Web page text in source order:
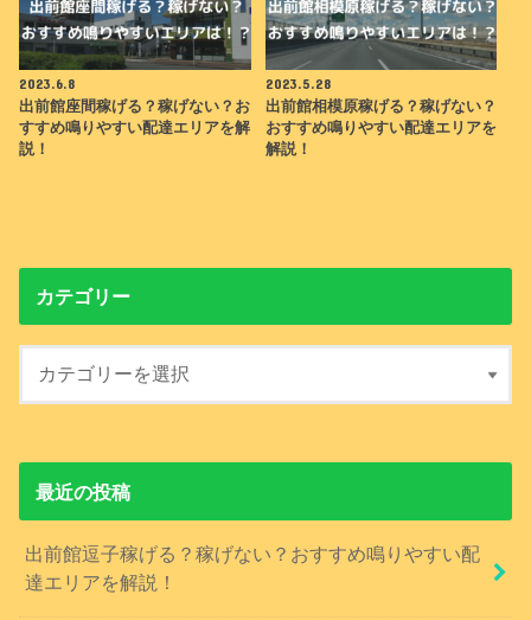
2023.6.8
出前館座間稼げる？稼げない？お
すすめ鳴りやすい配達エリアを解
説！
2023.5.28
出前館相模原稼げる？稼げない？
おすすめ鳴りやすい配達エリアを
解説！
カテゴリー
最近の投稿
出前館逗子稼げる？稼げない？おすすめ鳴りやすい配
達エリアを解説！